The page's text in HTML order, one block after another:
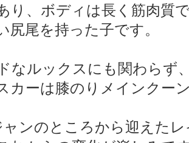
り、ボディは長く筋肉質
尻尾を持った子です。
なルックスにも関わらず
カーは膝のりメインクー
ャンのところから迎えた